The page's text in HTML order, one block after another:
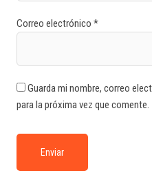
Correo electrónico *
Guarda mi nombre, correo
para la próxima vez que comente.